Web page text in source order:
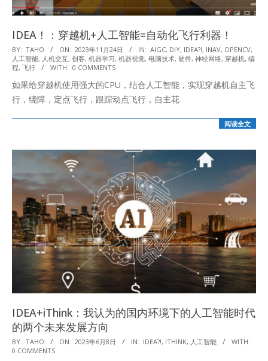
IDEA！：穿越机+人工智能=自动化飞行利器！
2023-
11-
BY: TAHO ON: 2023年11月24日 IN: AIGC, DIY, IDEA?!, INAV, OPENCV,
人工智能, 人机交互, 创客, 机器学习, 机器视觉, 电脑技术, 硬件, 神经网络, 穿越机, 编
程, 飞行 WITH: 0 COMMENTS
如果给穿越机使用强大的CPU，结合人工智能，实现穿越机自主飞
行，绕障，定点飞行，跟踪动点飞行，自主花
阅读全文
IDEA+iThink：我认为的国内环境下的人工智能时代
的两个未来发展方向
2023-
06-
BY: TAHO ON: 2023年6月8日 IN: IDEA?!, ITHINK, 人工智能
WITH:
0 COMMENTS